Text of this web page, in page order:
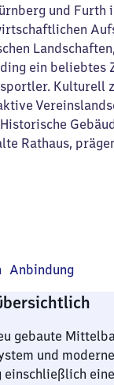
und Furth
ein beliebtes
Kulturell
Rathaus,
Anbindung
gebaute
und